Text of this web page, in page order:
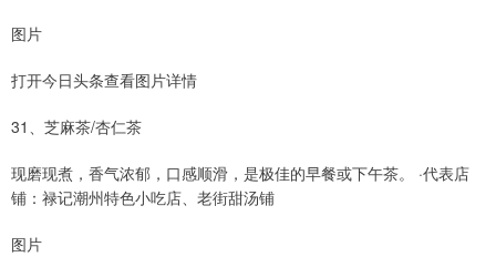
图片
打开今日头条查看图片详情
31、芝麻茶/杏仁茶
现磨现煮，香气浓郁，口感顺滑，是极佳的早餐或下午茶。 ·代表店
铺：禄记潮州特色小吃店、老街甜汤铺
图片